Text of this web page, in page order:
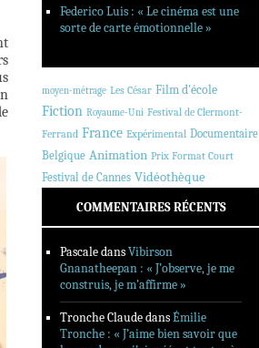
Federico Luis : « Le cinéma est une
sorte de carte émotionnelle »
moyen-métrage Les César Film d'école
Fiction Royaume-Uni Festival de Clermont-
Ferrand France Expérimental Documentaire
Belgique Animation Prix Format Court
Festival de Cannes Vidéothèque
COMMENTAIRES RÉCENTS
PascaledansVibirson
Gnanatheepan : « J’observe, je me
construis, je m’affirme »
Tronche ClaudedansÉmilie
Tronche : « J’aime bien savoir que